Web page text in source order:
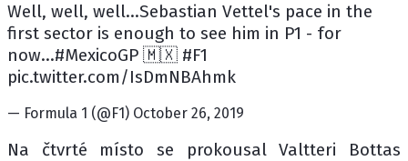
Well, well, well...Sebastian Vettel's pace in the
first sector is enough to see him in P1 - for
now...#MexicoGP 🇲🇽 #F1
pic.twitter.com/IsDmNBAhmk
— Formula 1 (@F1) October 26, 2019
Na čtvrté místo se prokousal Valtteri Bottas